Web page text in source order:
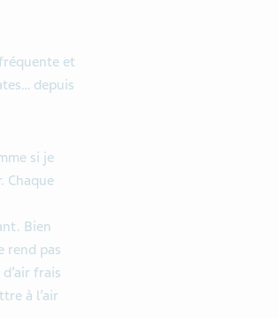
et
depuis
si je
Chaque
Bien
rend pas
frais
à l’air